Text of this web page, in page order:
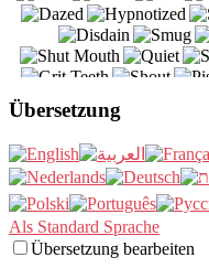
Übersetzung
Als Standard Sprache
Übersetzung bearbeiten